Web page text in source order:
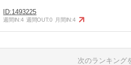
1493225
週間IN:4 週間OUT:0 月間IN:4
次のランキング